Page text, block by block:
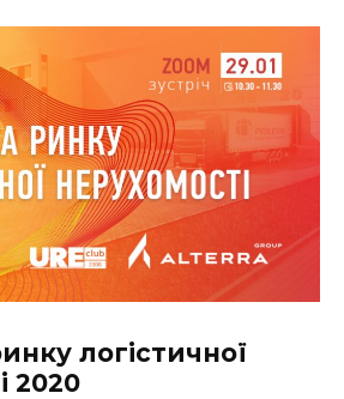
логістичної
2020